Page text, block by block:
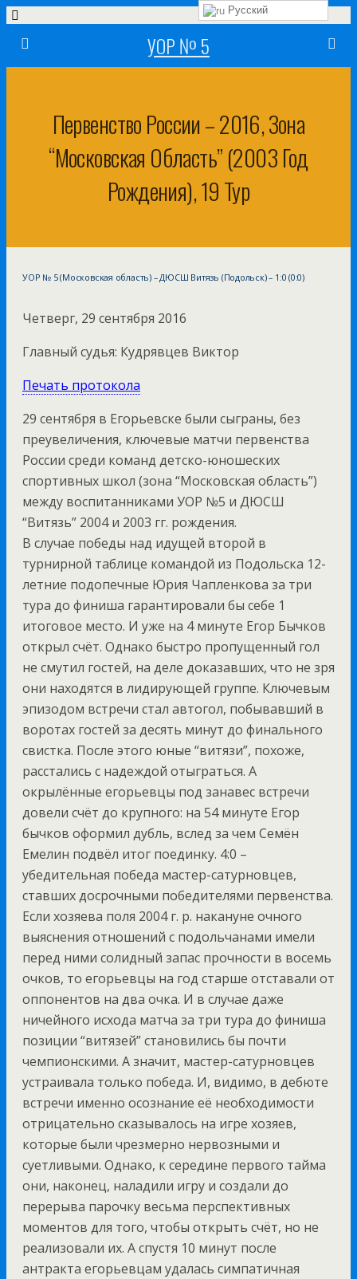
УОР № 5
Первенство России – 2016, Зона
“Московская Область” (2003 Год
Рождения), 19 Тур
УОР № 5 (Московская область) – ДЮСШ Витязь (Подольск) – 1:0 (0:0)
Четверг, 29 сентября 2016
Главный судья: Кудрявцев Виктор
Печать протокола
29 сентября в Егорьевске были сыграны, без
преувеличения, ключевые матчи первенства
России среди команд детско-юношеских
спортивных школ (зона “Московская область”)
между воспитанниками УОР №5 и ДЮСШ
“Витязь” 2004 и 2003 гг. рождения.
В случае победы над идущей второй в
турнирной таблице командой из Подольска 12-
летние подопечные Юрия Чапленкова за три
тура до финиша гарантировали бы себе 1
итоговое место. И уже на 4 минуте Егор Бычков
открыл счёт. Однако быстро пропущенный гол
не смутил гостей, на деле доказавших, что не зря
они находятся в лидирующей группе. Ключевым
эпизодом встречи стал автогол, побывавший в
воротах гостей за десять минут до финального
свистка. После этого юные “витязи”, похоже,
расстались с надеждой отыграться. А
окрылённые егорьевцы под занавес встречи
довели счёт до крупного: на 54 минуте Егор
бычков оформил дубль, вслед за чем Семён
Емелин подвёл итог поединку. 4:0 –
убедительная победа мастер-сатурновцев,
ставших досрочными победителями первенства.
Если хозяева поля 2004 г. р. накануне очного
выяснения отношений с подольчанами имели
перед ними солидный запас прочности в восемь
очков, то егорьевцы на год старше отставали от
оппонентов на два очка. И в случае даже
ничейного исхода матча за три тура до финиша
позиции “витязей” становились бы почти
чемпионскими. А значит, мастер-сатурновцев
устраивала только победа. И, видимо, в дебюте
встречи именно осознание её необходимости
отрицательно сказывалось на игре хозяев,
которые были чрезмерно нервозными и
суетливыми. Однако, к середине первого тайма
они, наконец, наладили игру и создали до
перерыва парочку весьма перспективных
моментов для того, чтобы открыть счёт, но не
реализовали их. А спустя 10 минут после
антракта егорьевцам удалась симпатичная
Русский